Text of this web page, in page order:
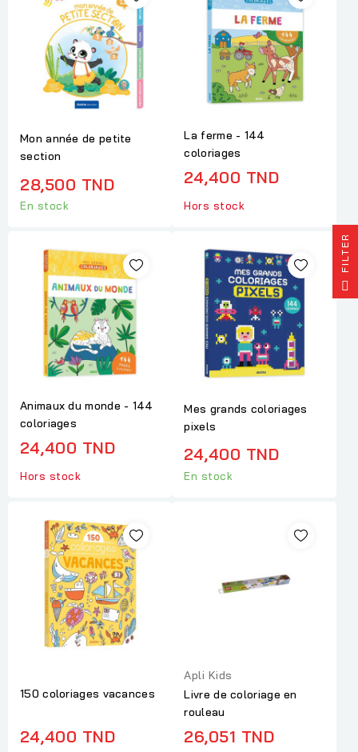
Mon année de petite
section
28,500 TND
En stock
La ferme - 144
coloriages
24,400 TND
Hors stock
Animaux du monde - 144
coloriages
24,400 TND
Hors stock
Mes grands coloriages
pixels
24,400 TND
En stock
150 coloriages vacances
24,400 TND
Apli Kids
Livre de coloriage en
rouleau
26,051 TND
R